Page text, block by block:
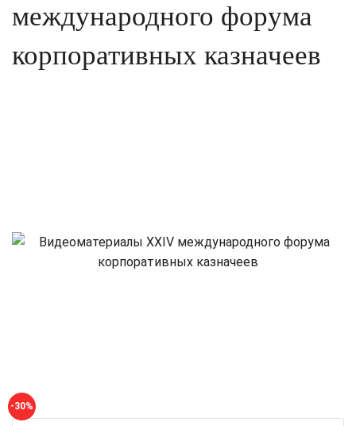
международного форума
корпоративных казначеев
-30%